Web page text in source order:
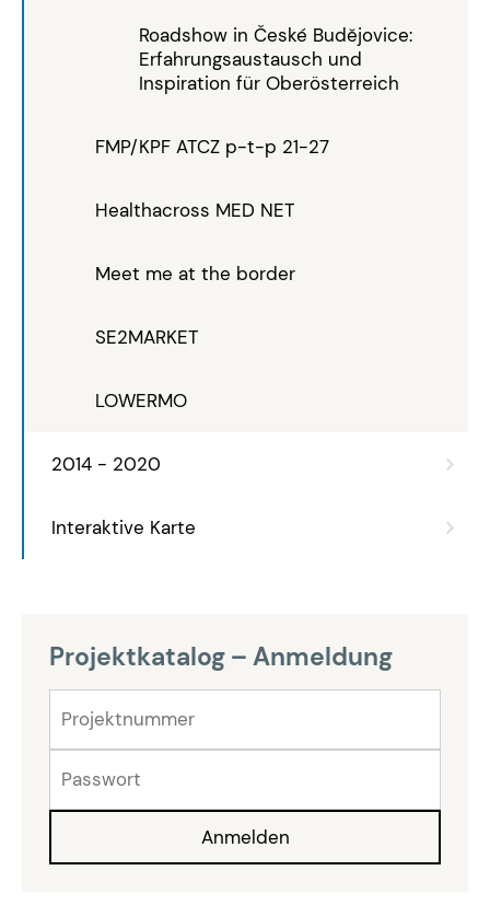
Roadshow in České Budějovice:
Erfahrungsaustausch und
Inspiration für Oberösterreich
FMP/KPF ATCZ p-t-p 21-27
Healthacross MED NET
Meet me at the border
SE2MARKET
LOWERMO
2014 - 2020
Interaktive Karte
Projektkatalog – Anmeldung